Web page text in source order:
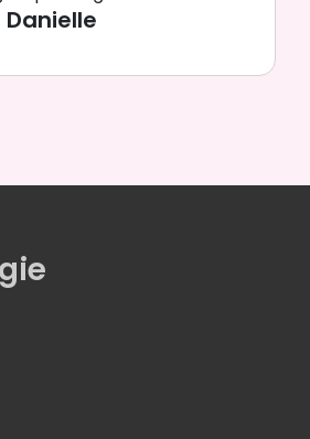
Danielle